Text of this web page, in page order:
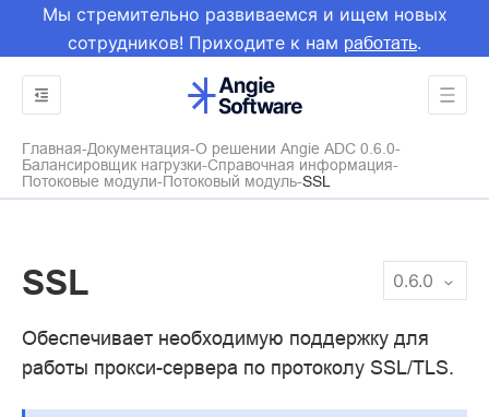
Мы стремительно развиваемся и ищем новых
сотрудников! Приходите к нам работать.
Главная Документация О решении Angie ADC 0.6.0
Балансировщик нагрузки Справочная информация
Потоковые модули Потоковый модуль SSL
0.6.0
SSL
Обеспечивает необходимую поддержку для
работы прокси-сервера по протоколу SSL/TLS.